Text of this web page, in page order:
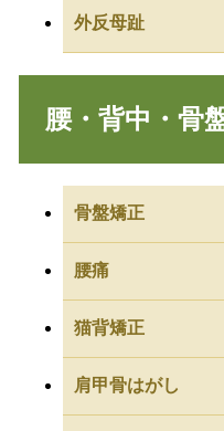
外反母趾
腰・背中・骨
骨盤矯正
腰痛
猫背矯正
肩甲骨はがし